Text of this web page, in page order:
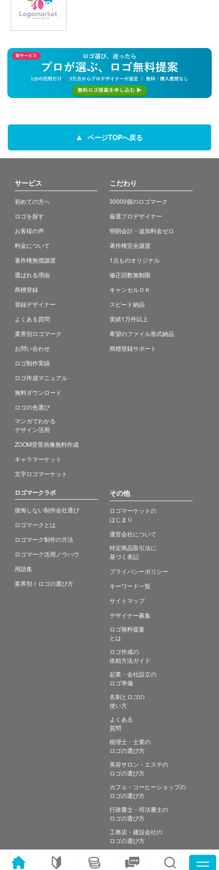
ページTOPへ戻る
サービス
初めての方へ
ロゴを探す
お客様の声
料金について
著作権無償譲渡
選ばれる理由
商標登録
登録デザイナー
よくある質問
業界別ロゴマーク
お問い合わせ
ロゴ制作実績
ロゴ作成マニュアル
無料ダウンロード
ロゴの色選び
マンガでわかる
デザイン活用
ZOOM背景画像無料作成
キャラマーケット
文字ロゴマーケット
こだわり
30000個のロゴマーク
厳選プロデザイナー
明朗会計・追加料金ゼロ
著作権完全譲渡
1点ものオリジナル
修正回数無制限
キャンセルＯＫ
スピード納品
実績1万件以上
希望のファイル形式納品
商標登録サポート
ロゴマークラボ
後悔しない制作会社選び
ロゴマークとは
ロゴマーク制作の方法
ロゴマーク活用ノウハウ
用語集
業界別！ロゴの選び方
その他
ロゴマーケットの
はじまり
運営会社について
特定商品取引法に
基づく表記
プライバシーポリシー
キーワード一覧
サイトマップ
デザイナー募集
ロゴ無料提案
とは
ロゴ作成の
依頼方法ガイド
起業・会社設立の
ロゴ準備
名刺とロゴの
使い方
よくある
質問
税理士・士業の
ロゴの選び方
美容サロン・エステの
ロゴの選び方
カフェ・コーヒーショップの
ロゴの選び方
行政書士・司法書士の
ロゴの選び方
工務店・建設会社の
ロゴの選び方